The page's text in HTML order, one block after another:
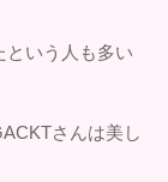
という人も多い
さんは美し